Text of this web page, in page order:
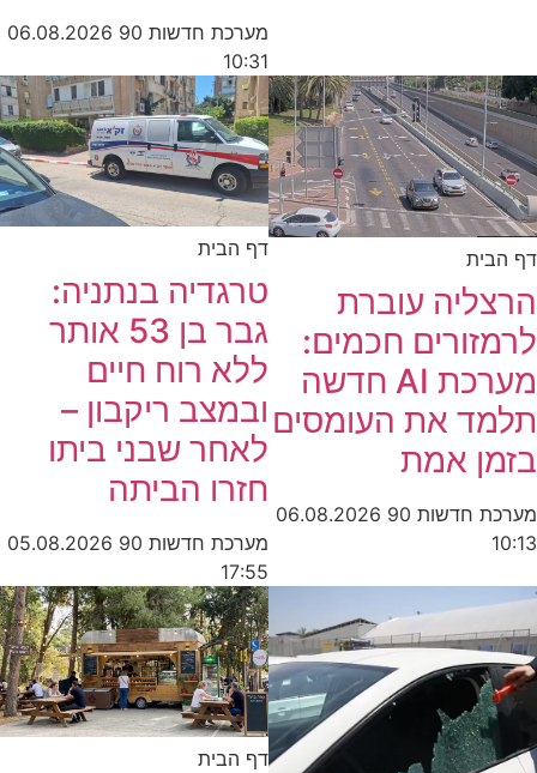
מערכת חדשות 90
06.08.2026
10:31
דף הבית
הרצליה עוברת
לרמזורים חכמים:
מערכת AI חדשה
תלמד את העומסים
בזמן אמת
מערכת חדשות 90
06.08.2026
10:13
דף הבית
טרגדיה בנתניה:
גבר בן 53 אותר
ללא רוח חיים
ובמצב ריקבון –
לאחר שבני ביתו
חזרו הביתה
מערכת חדשות 90
05.08.2026
17:55
דף הבית